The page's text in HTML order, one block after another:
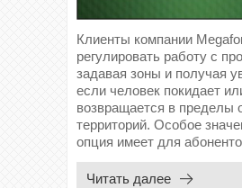
Клиенты компании
регулировать работу с
задавая зоны и получая
если человек покидает
возвращается в пределы
территорий. Особое
опция имеет для
Читать далее